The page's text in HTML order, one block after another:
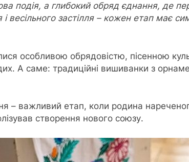
подія, а глибокий обряд єднання, де
весільного застілля – кожен етап має
особливою обрядовістю, пісенною
А саме: традиційні вишиванки з
– важливий етап, коли родина
створення нового союзу.